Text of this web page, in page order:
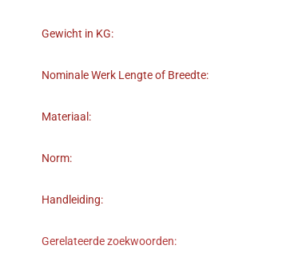
Gewicht in KG:
Nominale Werk Lengte of Breedte:
Materiaal:
Norm:
Handleiding:
Gerelateerde zoekwoorden: